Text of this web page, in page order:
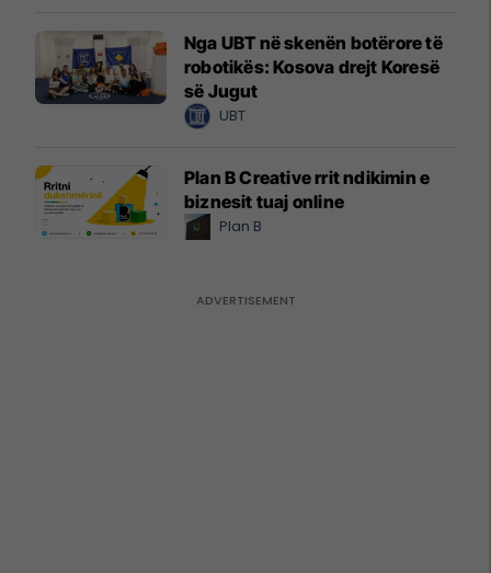
Nga UBT në skenën botërore të
robotikës: Kosova drejt Koresë
së Jugut
UBT
Plan B Creative rrit ndikimin e
biznesit tuaj online
Plan B